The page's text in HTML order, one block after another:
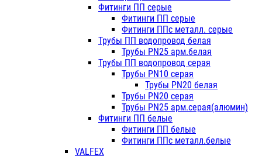
Фитинги ПП серые
Фитинги ПП серые
Фитинги ППс металл. серые
Трубы ПП водопровод белая
Трубы PN25 арм.белая
Трубы ПП водопровод серая
Трубы PN10 серая
Трубы PN20 белая
Трубы PN20 серая
Трубы PN25 арм.серая(алюмин)
Фитинги ПП белые
Фитинги ПП белые
Фитинги ППс металл.белые
VALFEX